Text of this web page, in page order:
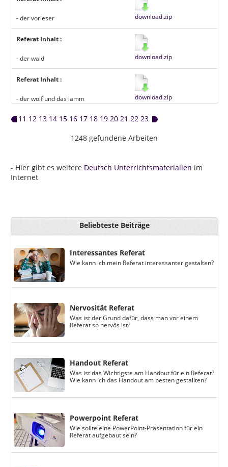
- der vorleser download.zip
Referat Inhalt :
- der wald download.zip
Referat Inhalt :
- der wolf und das lamm download.zip
11 12 13 14 15 16 17 18 19 20 21 22 23
1248 gefundene Arbeiten
- Hier gibt es weitere Deutsch Unterrichtsmaterialien im
Internet
Beliebteste Beiträge
Interessantes Referat
Wie kann ich mein Referat interessanter gestalten?
Nervosität Referat
Was ist der Grund dafür, dass man vor einem
Referat so nervös ist?
Handout Referat
Was ist das Wichtigste am Handout für ein Referat?
Wie kann ich das Handout am besten gestallten?
Powerpoint Referat
Wie sollte eine PowerPoint-Präsentation für ein
Referat aufgebaut sein?